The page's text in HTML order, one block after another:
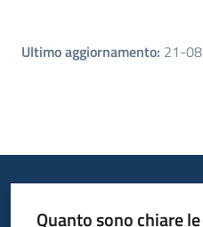
Ultimo aggiornamento: 21-
Quanto sono chiare